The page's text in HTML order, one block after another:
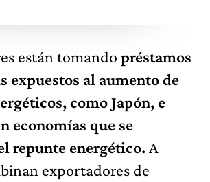
están tomando préstamos
expuestos al aumento de
como Japón, e
economías que se
repunte energético. A
exportadores de